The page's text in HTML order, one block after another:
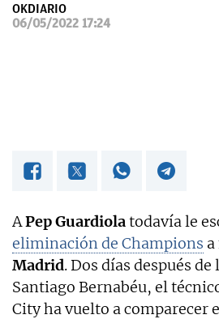
OKDIARIO
06/05/2022 17:24
APep Guardiolatodavía le
eliminación de Champions
Madrid. Dos días después
Santiago Bernabéu, el
City ha vuelto a comparecer